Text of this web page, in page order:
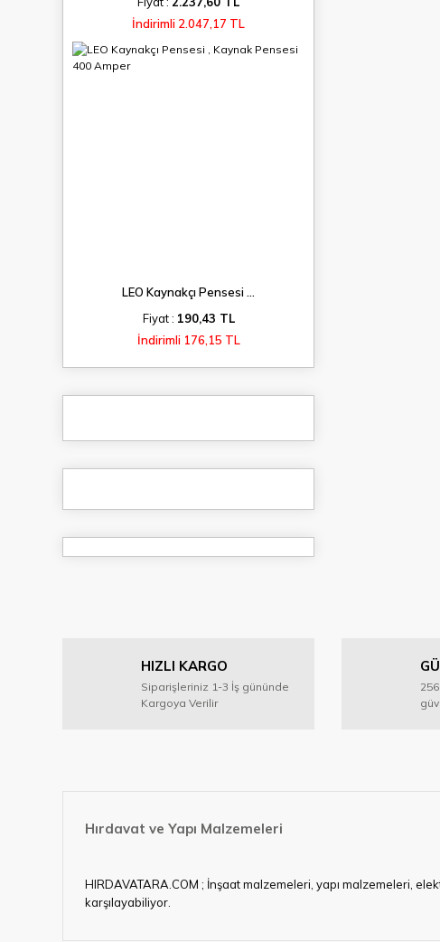
İndirimli 2.047,17 TL
LEO Kaynakçı Pensesi ...
Fiyat : 190,43 TL
İndirimli 176,15 TL
HIZLI KARGO
Siparişleriniz 1-3 İş gününde
Kargoya Verilir
Hırdavat ve Yapı Malzemeleri
HIRDAVATARA.COM ; İnşaat malzemeleri, yapı malzemeleri,
karşılayabiliyor.